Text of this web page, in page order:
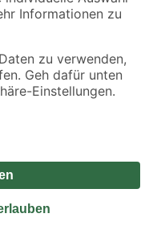
Angebote sind unter
Verfügbarkeiten beziehen
mit Speditionsversand, hier
Vertrag widerrufen